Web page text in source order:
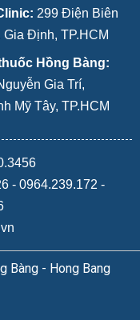
299 Điện Biên
Gia Định, TP.HCM
Hồng Bàng:
Gia Trí,
Mỹ Tây, TP.HCM
- 0964.239.172 -
Bàng - Hong Bang